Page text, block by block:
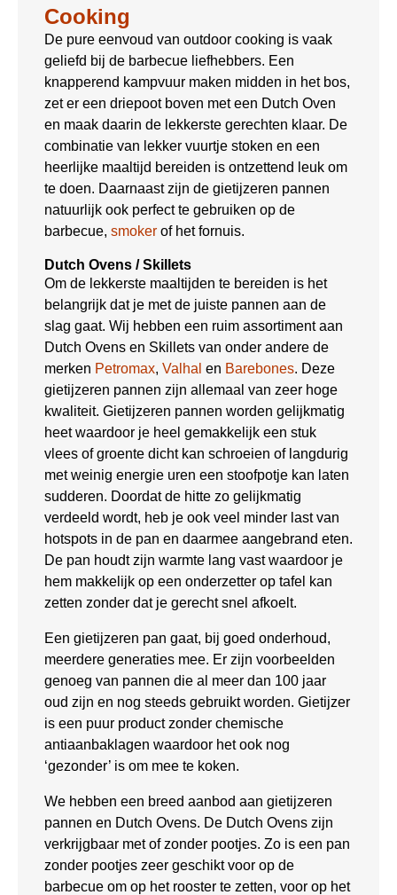
Cooking
De pure eenvoud van outdoor cooking is vaak
geliefd bij de barbecue liefhebbers. Een
knapperend kampvuur maken midden in het bos,
zet er een driepoot boven met een Dutch Oven
en maak daarin de lekkerste gerechten klaar. De
combinatie van lekker vuurtje stoken en een
heerlijke maaltijd bereiden is ontzettend leuk om
te doen. Daarnaast zijn de gietijzeren pannen
natuurlijk ook perfect te gebruiken op de
barbecue, smoker of het fornuis.
Dutch Ovens / Skillets
Om de lekkerste maaltijden te bereiden is het
belangrijk dat je met de juiste pannen aan de
slag gaat. Wij hebben een ruim assortiment aan
Dutch Ovens en Skillets van onder andere de
merken Petromax, Valhal en Barebones. Deze
gietijzeren pannen zijn allemaal van zeer hoge
kwaliteit. Gietijzeren pannen worden gelijkmatig
heet waardoor je heel gemakkelijk een stuk
vlees of groente dicht kan schroeien of langdurig
met weinig energie uren een stoofpotje kan laten
sudderen. Doordat de hitte zo gelijkmatig
verdeeld wordt, heb je ook veel minder last van
hotspots in de pan en daarmee aangebrand eten.
De pan houdt zijn warmte lang vast waardoor je
hem makkelijk op een onderzetter op tafel kan
zetten zonder dat je gerecht snel afkoelt.
Een gietijzeren pan gaat, bij goed onderhoud,
meerdere generaties mee. Er zijn voorbeelden
genoeg van pannen die al meer dan 100 jaar
oud zijn en nog steeds gebruikt worden. Gietijzer
is een puur product zonder chemische
antiaanbaklagen waardoor het ook nog
‘gezonder’ is om mee te koken.
We hebben een breed aanbod aan gietijzeren
pannen en Dutch Ovens. De Dutch Ovens zijn
verkrijgbaar met of zonder pootjes. Zo is een pan
zonder pootjes zeer geschikt voor op de
barbecue om op het rooster te zetten, voor op het